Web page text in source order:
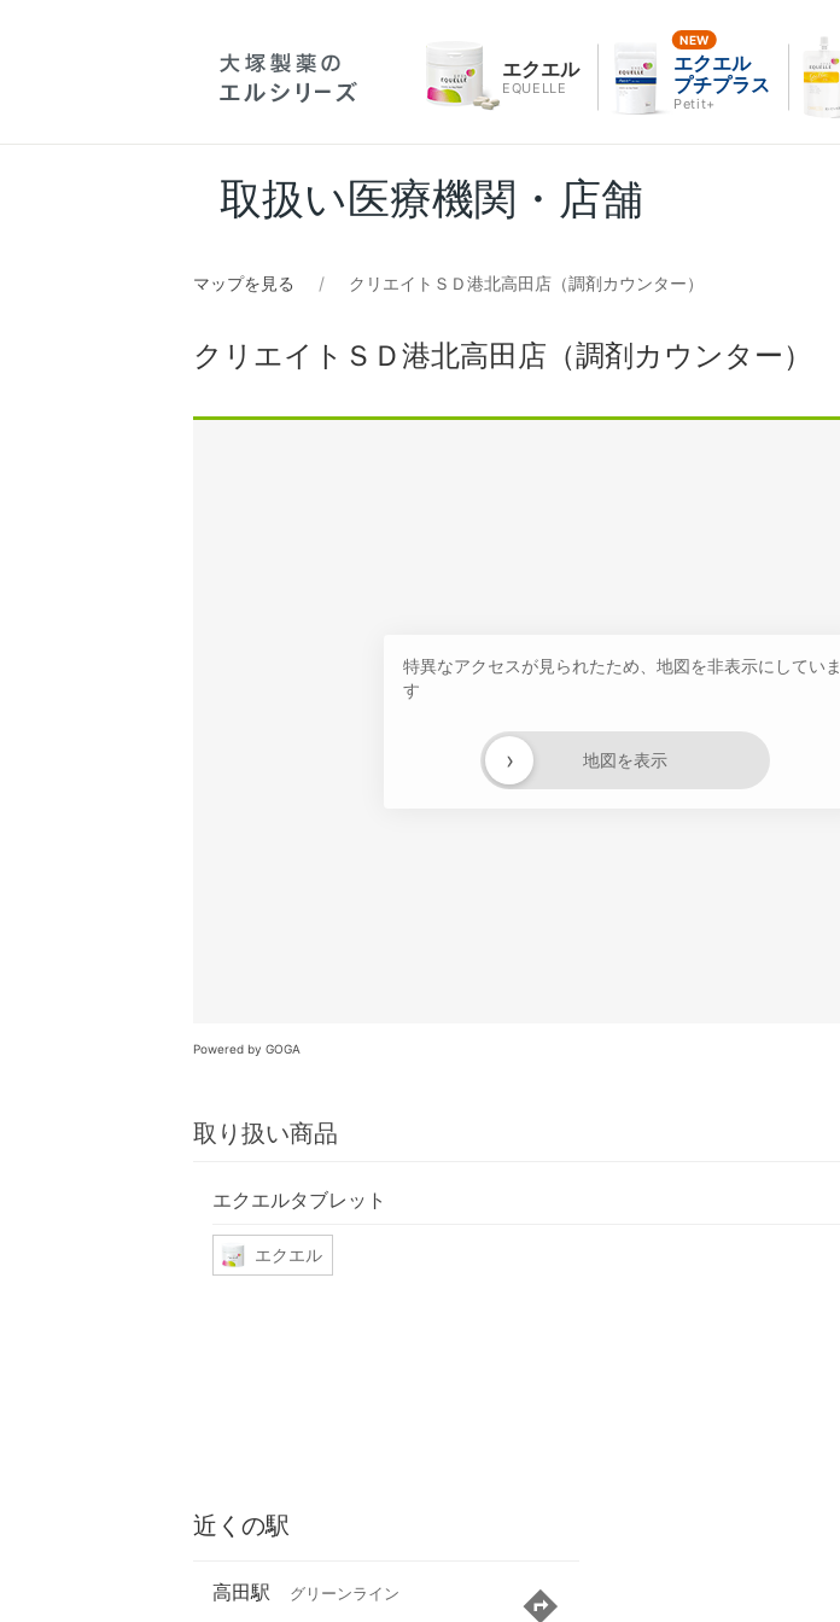
エクエル
EQUELLE
エクエル
プチプラス
Petit+
取扱い医療機関・店舗
マップを見る クリエイトＳＤ港北高田店（調剤カウンター）
クリエイトＳＤ港北高田店（調剤カウンター）
特異なアクセスが見られたため、地図を非表示にしていま
す
地図を表示
›
Powered by GOGA
取り扱い商品
エクエルタブレット
エクエル
近くの駅
高田駅 グリーンライン